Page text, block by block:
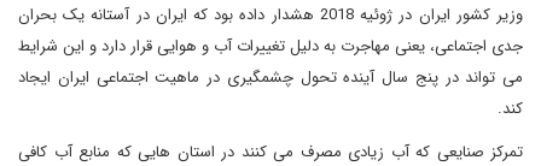
وزیر کشور ایران در ژوئیه 2018 هشدار داده بود که ایران در آستانه یک بحران
جدی اجتماعی، یعنی مهاجرت به دلیل تغییرات آب و هوایی قرار دارد و این شرایط
می تواند در پنج سال آینده تحول چشمگیری در ماهیت اجتماعی ایران ایجاد
کند.
تمرکز صنایعی که آب زیادی مصرف می کنند در استان هایی که منابع آب کافی